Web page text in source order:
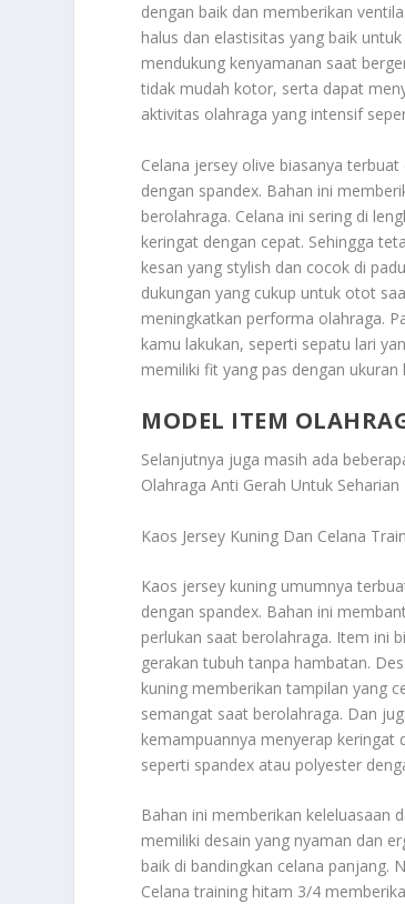
dengan baik dan memberikan
halus dan elastisitas yang baik
mendukung kenyamanan saat
tidak mudah kotor, serta dapat
aktivitas olahraga yang intensif
Celana jersey olive biasanya
dengan spandex. Bahan ini
berolahraga. Celana ini sering di
keringat dengan cepat. Sehingga
kesan yang stylish dan cocok di
dukungan yang cukup untuk otot
meningkatkan performa olahraga.
kamu lakukan, seperti sepatu lari
memiliki fit yang pas dengan
MODEL ITEM
Selanjutnya juga masih ada
Olahraga Anti Gerah Untuk
Kaos Jersey Kuning Dan Celana
Kaos jersey kuning umumnya
dengan spandex. Bahan ini
perlukan saat berolahraga. Item ini
gerakan tubuh tanpa hambatan.
kuning memberikan tampilan yang
semangat saat berolahraga. Dan
kemampuannya menyerap keringat
seperti spandex atau polyester
Bahan ini memberikan keleluasaan
memiliki desain yang nyaman dan
baik di bandingkan celana panjang.
Celana training hitam 3/4